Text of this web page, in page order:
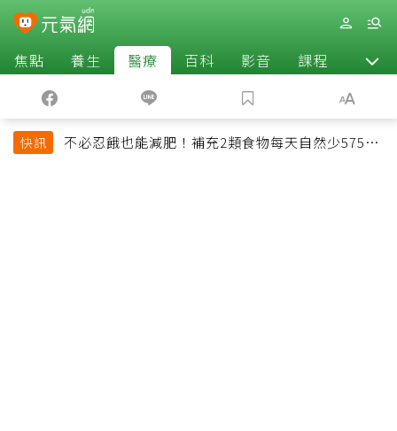
焦點 養生 醫療 百科 影音 課程 退休
快訊
不必忍餓也能減肥！補充2類食物每天自然少575大